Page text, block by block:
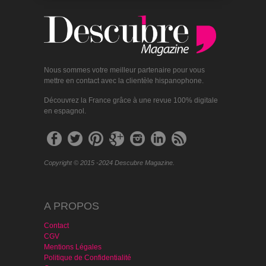
Nous sommes votre meilleur partenaire pour vous
mettre en contact avec la clientèle hispanophone.
Découvrez la France grâce à une revue 100% digitale
en espagnol.
Copyright © 2015 -2024 Descubre Magazine.
A PROPOS
Contact
CGV
Mentions Légales
Politique de Confidentialité